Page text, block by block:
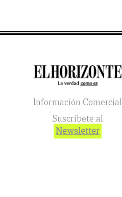
Información Comercial
Suscribete al
Newsletter